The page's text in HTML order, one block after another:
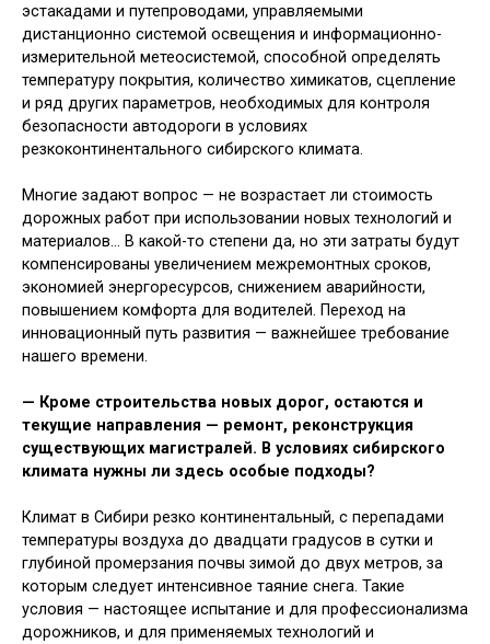
эстакадами и путепроводами, управляемыми
дистанционно системой освещения и информационно-
измерительной метеосистемой, способной определять
температуру покрытия, количество химикатов, сцепление
и ряд других параметров, необходимых для контроля
безопасности автодороги в условиях
резкоконтинентального сибирского климата.
Многие задают вопрос — не возрастает ли стоимость
дорожных работ при использовании новых технологий и
материалов… В какой-то степени да, но эти затраты будут
компенсированы увеличением межремонтных сроков,
экономией энергоресурсов, снижением аварийности,
повышением комфорта для водителей. Переход на
инновационный путь развития — важнейшее требование
нашего времени.
— Кроме строительства новых дорог, остаются и
текущие направления — ремонт, реконструкция
существующих магистралей. В условиях сибирского
климата нужны ли здесь особые подходы?
Климат в Сибири резко континентальный, с перепадами
температуры воздуха до двадцати градусов в сутки и
глубиной промерзания почвы зимой до двух метров, за
которым следует интенсивное таяние снега. Такие
условия — настоящее испытание и для профессионализма
дорожников, и для применяемых технологий и